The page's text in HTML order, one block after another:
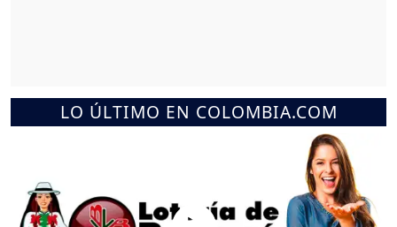
LO ÚLTIMO EN COLOMBIA.COM